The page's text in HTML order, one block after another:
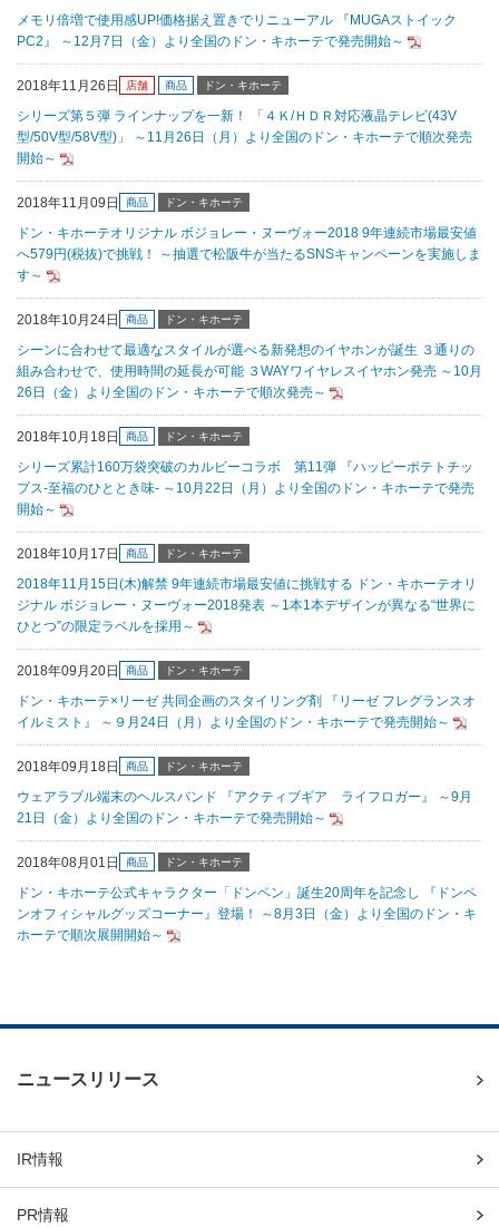
メモリ倍増で使用感UP!価格据え置きでリニューアル 『MUGAストイック
PC2』 ～12月7日（金）より全国のドン・キホーテで発売開始～
2018年11月26日 店舗 商品 ドン・キホーテ
シリーズ第５弾 ラインナップを一新！ 「４Ｋ/ＨＤＲ対応液晶テレビ(43V
型/50V型/58V型)」 ～11月26日（月）より全国のドン・キホーテで順次発売
開始～
2018年11月09日 商品 ドン・キホーテ
ドン・キホーテオリジナル ボジョレー・ヌーヴォー2018 9年連続市場最安値
へ579円(税抜)で挑戦！ ～抽選で松阪牛が当たるSNSキャンペーンを実施しま
す～
2018年10月24日 商品 ドン・キホーテ
シーンに合わせて最適なスタイルが選べる新発想のイヤホンが誕生 ３通りの
組み合わせで、使用時間の延長が可能 ３WAYワイヤレスイヤホン発売 ～10月
26日（金）より全国のドン・キホーテで順次発売～
2018年10月18日 商品 ドン・キホーテ
シリーズ累計160万袋突破のカルビーコラボ 第11弾 『ハッピーポテトチッ
プス‐至福のひととき味‐ ～10月22日（月）より全国のドン・キホーテで発売
開始～
2018年10月17日 商品 ドン・キホーテ
2018年11月15日(木)解禁 9年連続市場最安値に挑戦する ドン・キホーテオリ
ジナル ボジョレー・ヌーヴォー2018発表 ～1本1本デザインが異なる“世界に
ひとつ”の限定ラベルを採用～
2018年09月20日 商品 ドン・キホーテ
ドン・キホーテ×リーゼ 共同企画のスタイリング剤 『リーゼ フレグランスオ
イルミスト』 ～９月24日（月）より全国のドン・キホーテで発売開始～
2018年09月18日 商品 ドン・キホーテ
ウェアラブル端末のヘルスバンド 『アクティブギア ライフロガー』 ～9月
21日（金）より全国のドン・キホーテで発売開始～
2018年08月01日 商品 ドン・キホーテ
ドン・キホーテ公式キャラクター「ドンペン」誕生20周年を記念し 『ドンペ
ンオフィシャルグッズコーナー』登場！ ～8月3日（金）より全国のドン・キ
ホーテで順次展開開始～
ニュースリリース
IR情報
PR情報